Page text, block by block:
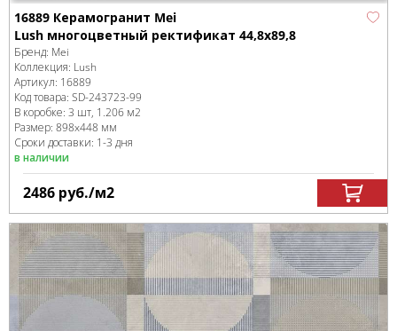
16889 Керамогранит Mei
Lush многоцветный ректификат 44,8x89,8
Бренд: Mei
Коллекция: Lush
Артикул: 16889
Код товара: SD-243723-99
В коробке: 3 шт, 1.206 м2
Размер: 898x448 мм
Сроки доставки: 1-3 дня
в наличии
2486 руб./м2